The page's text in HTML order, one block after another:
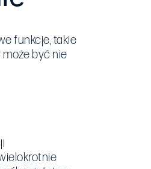
funkcje, takie
być nie